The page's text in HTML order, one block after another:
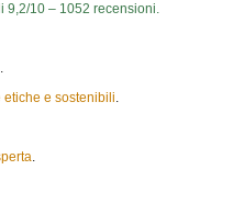
9,2/10 – 1052 recensioni.
etiche e sostenibili.
.